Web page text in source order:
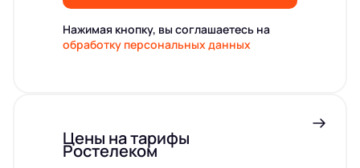
Нажимая кнопку, вы соглашаетесь на
обработку персональных данных
Цены на тарифы
Ростелеком